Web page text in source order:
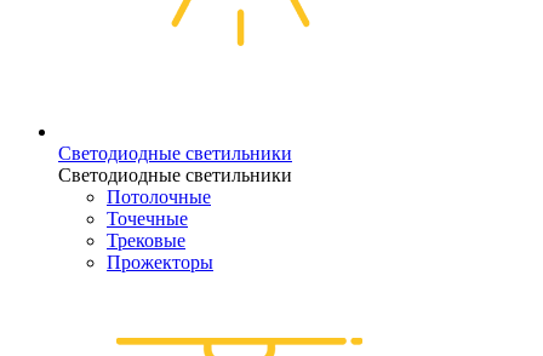
Светодиодные светильники
Светодиодные светильники
Потолочные
Точечные
Трековые
Прожекторы